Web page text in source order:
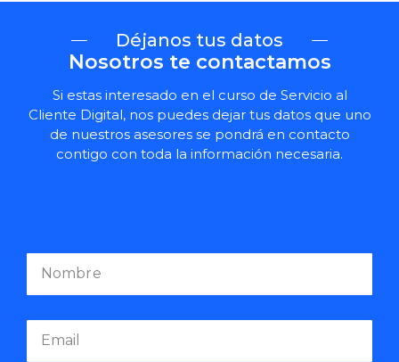
Déjanos tus datos
Nosotros te contactamos
Si estas interesado en el curso de Servicio al
Cliente Digital, nos puedes dejar tus datos que uno
de nuestros asesores se pondrá en contacto
contigo con toda la información necesaria.